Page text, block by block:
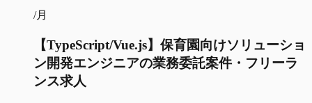
/月
【TypeScript/Vue.js】保育園向けソリューショ
ン開発エンジニアの業務委託案件・フリーラ
ンス求人